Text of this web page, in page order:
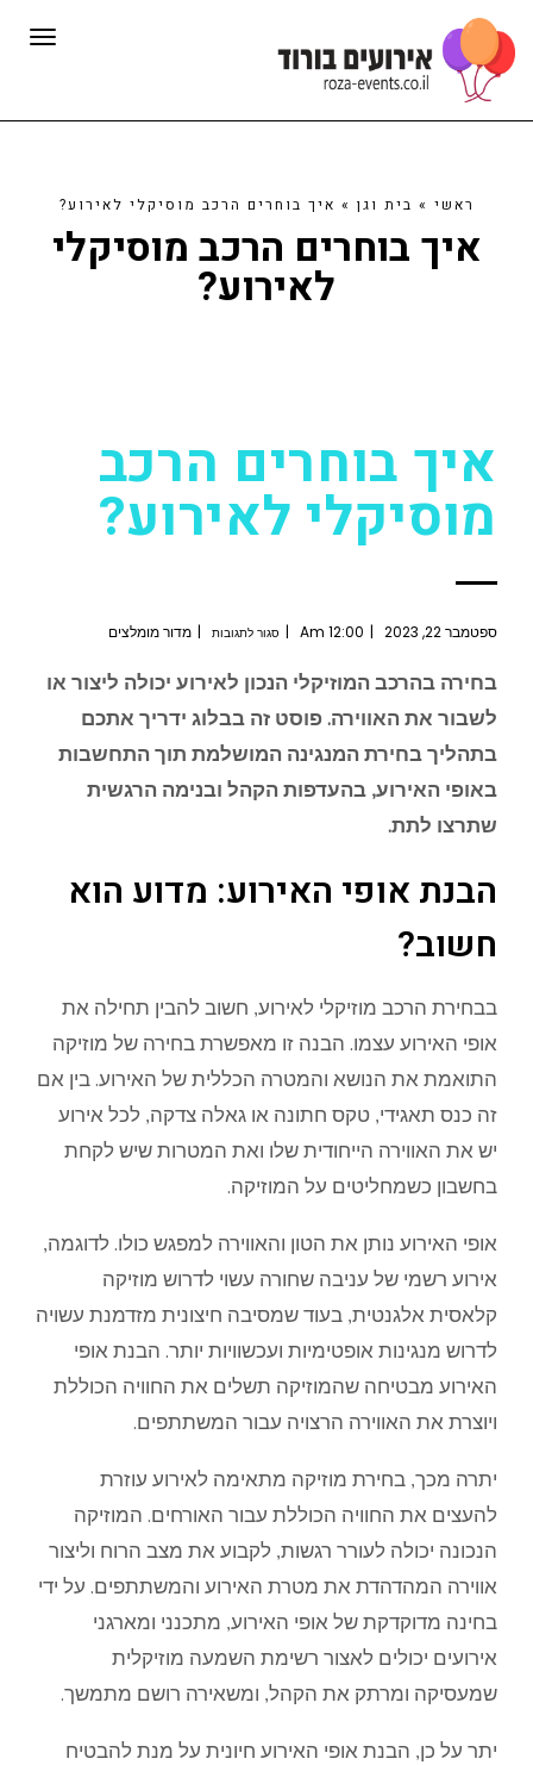
ראשי » בית וגן » איך בוחרים הרכב מוסיקלי לאירוע?
איך בוחרים הרכב מוסיקלי
לאירוע?
איך בוחרים הרכב
מוסיקלי לאירוע?
ספטמבר 22, 2023 12:00 Am סגור לתגובות מדור מומלצים
בחירה בהרכב המוזיקלי הנכון לאירוע יכולה ליצור או
לשבור את האווירה. פוסט זה בבלוג ידריך אתכם
בתהליך בחירת המנגינה המושלמת תוך התחשבות
באופי האירוע, בהעדפות הקהל ובנימה הרגשית
שתרצו לתת.
הבנת אופי האירוע: מדוע הוא
חשוב?
בבחירת הרכב מוזיקלי לאירוע, חשוב להבין תחילה את
אופי האירוע עצמו. הבנה זו מאפשרת בחירה של מוזיקה
התואמת את הנושא והמטרה הכללית של האירוע. בין אם
זה כנס תאגידי, טקס חתונה או גאלה צדקה, לכל אירוע
יש את האווירה הייחודית שלו ואת המטרות שיש לקחת
בחשבון כשמחליטים על המוזיקה.
אופי האירוע נותן את הטון והאווירה למפגש כולו. לדוגמה,
אירוע רשמי של עניבה שחורה עשוי לדרוש מוזיקה
קלאסית אלגנטית, בעוד שמסיבה חיצונית מזדמנת עשויה
לדרוש מנגינות אופטימיות ועכשוויות יותר. הבנת אופי
האירוע מבטיחה שהמוזיקה תשלים את החוויה הכוללת
ויוצרת את האווירה הרצויה עבור המשתתפים.
יתרה מכך, בחירת מוזיקה מתאימה לאירוע עוזרת
להעצים את החוויה הכוללת עבור האורחים. המוזיקה
הנכונה יכולה לעורר רגשות, לקבוע את מצב הרוח וליצור
אווירה המהדהדת את מטרת האירוע והמשתתפים. על ידי
בחינה מדוקדקת של אופי האירוע, מתכנני ומארגני
אירועים יכולים לאצור רשימת השמעה מוזיקלית
שמעסיקה ומרתק את הקהל, ומשאירה רושם מתמשך.
יתר על כן, הבנת אופי האירוע חיונית על מנת להבטיח